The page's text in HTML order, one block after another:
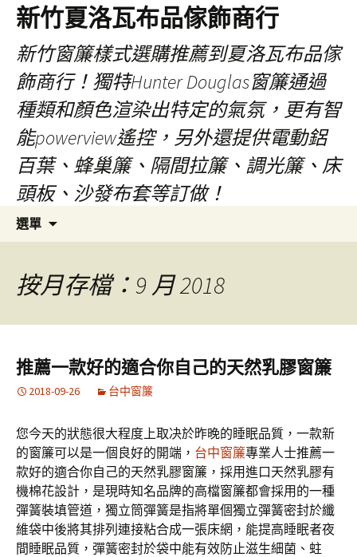
新竹夏洛瓦布品傢飾商行
新竹窗簾樣式選購推薦到夏洛瓦布品傢
飾商行！獨特Hunter Douglas窗簾通過
種類和顏色渲染出特定的氣氛，更有智
能powerview遙控，另外還提供電動鋁
百葉、蜂巢簾、隔間拉簾、調光簾、床
頭板、沙發布套等訂做！
選單
容
按月存檔：9 月 2018
推薦一款好的適合你自己的天然乳膠窗簾
2018-09-26 台中窗簾
您今天的狀態很大程度上取决於昨晚的睡眠品質，一款新
的窗簾可以是一個良好的開端， 台中窗簾專業人士推薦一
款好的適合你自己的天然乳膠窗簾，採用進口天然乳膠有
機棉花設計，是現時知名品牌的高檔窗簾都會採用的一種
彈簧裝填管道，獨立筒彈簧是指將單個獨立彈簧密封於纖
維袋中後將其排列連接粘合成一張床網，能提高睡眠者夜
間睡眠品質，彈簧密封於袋中能有效防止滋生細菌、蛀